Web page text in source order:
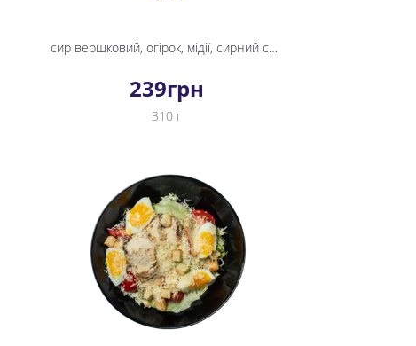
сир вершковий, огірок, мідії, сирний соус, рис, норі, унагі соус
239грн
310 г